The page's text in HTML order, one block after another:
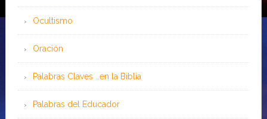
Ocultismo
Oración
Palabras Claves …en la Biblia
Palabras del Educador